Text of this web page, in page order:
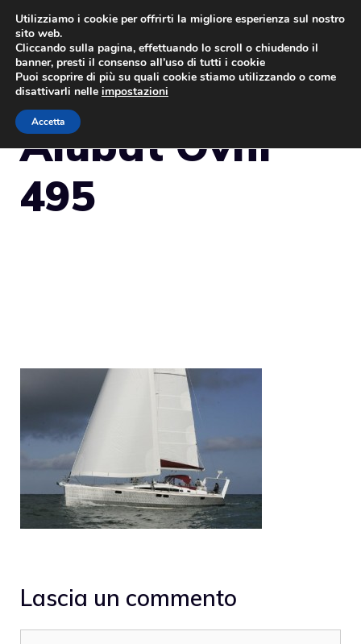
Vai
contenuto
Alubat Ovni
495
Lascia un commento
Utilizziamo i cookie per offrirti la migliore esperienza sul nostro
sito web.
Cliccando sulla pagina, effettuando lo scroll o chiudendo il
banner, presti il consenso all’uso di tutti i cookie
Puoi scoprire di più su quali cookie stiamo utilizzando o come
disattivarli nelle impostazioni
Accetta